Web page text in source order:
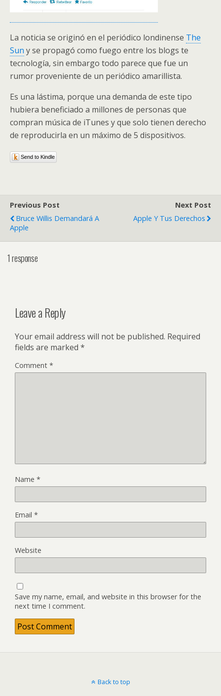
La noticia se originó en el periódico londinense The
Sun y se propagó como fuego entre los blogs te
tecnología, sin embargo todo parece que fue un
rumor proveniente de un periódico amarillista.
Es una lástima, porque una demanda de este tipo
hubiera beneficiado a millones de personas que
compran música de iTunes y que solo tienen derecho
de reproducirla en un máximo de 5 dispositivos.
Send to Kindle
Previous Post
Bruce Willis Demandará A
Apple
Next Post
Apple Y Tus Derechos
1 response
Leave a Reply
Your email address will not be published. Required
fields are marked *
Comment *
Name *
Email *
Website
Save my name, email, and website in this browser for the
next time I comment.
Back to top